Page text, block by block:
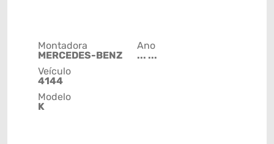
Montadora
MERCEDES-BENZ
Veículo
4144
Modelo
K
Ano
... ...